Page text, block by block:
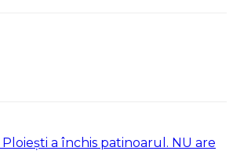
Ploieşti a închis patinoarul. NU are